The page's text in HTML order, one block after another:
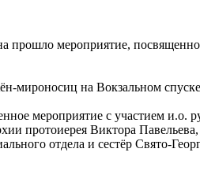
прошло мероприятие,
мироносиц на Вокзальном
мероприятие с участием и.о.
протоиерея Виктора
отдела и сестёр Свято-